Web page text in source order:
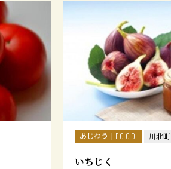
あじわう FOOD 川北町
いちじく